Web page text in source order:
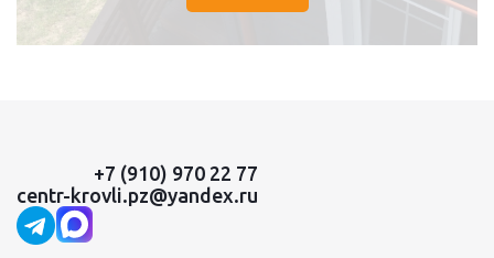
+7 (910) 970 22 77
centr-krovli.pz@yandex.ru